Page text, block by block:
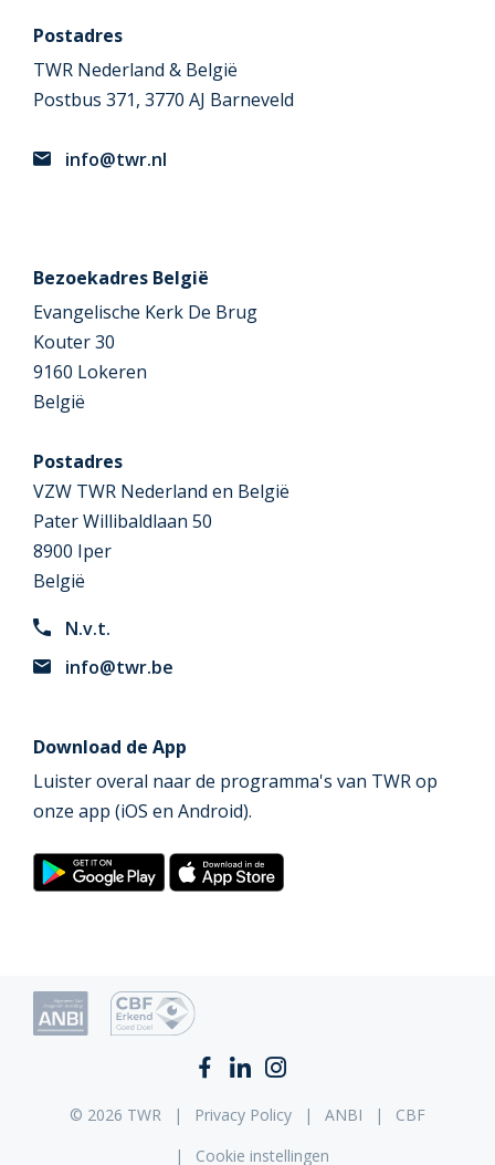
Postadres
TWR Nederland & België
Postbus 371, 3770 AJ Barneveld
info@twr.nl
Bezoekadres België
Evangelische Kerk De Brug
Kouter 30
9160 Lokeren
België
Postadres
VZW TWR Nederland en België
Pater Willibaldlaan 50
8900 Iper
België
N.v.t.
info@twr.be
Download de App
Luister overal naar de programma's van TWR op
onze app (iOS en Android).
© 2026 TWR Privacy Policy ANBI
CBF
Cookie instellingen